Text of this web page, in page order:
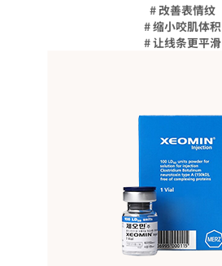
# 改善表情纹
# 缩小咬肌体积
# 让线条更平滑